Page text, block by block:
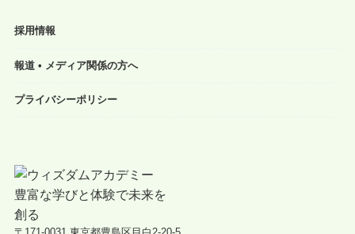
採用情報
報道 • メディア関係の方へ
プライバシーポリシー